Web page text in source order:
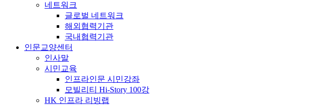
네트워크
글로벌 네트워크
해외협력기관
국내협력기관
인문교양센터
인사말
시민교육
인프라인문 시민강좌
모빌리티 Hi-Story 100강
HK 인프라 리빙랩